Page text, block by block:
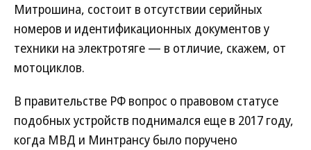
Митрошина, состоит в отсутствии серийных
номеров и идентификационных документов у
техники на электротяге — в отличие, скажем, от
мотоциклов.
В правительстве РФ вопрос о правовом статусе
подобных устройств поднимался еще в 2017 году,
когда МВД и Минтрансу было поручено